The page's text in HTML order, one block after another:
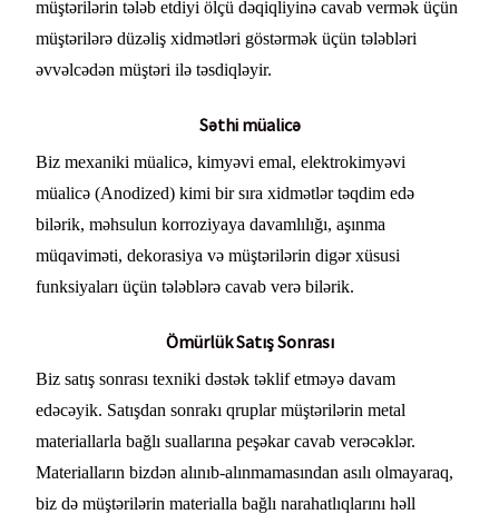
müştərilərin tələb etdiyi ölçü dəqiqliyinə cavab vermək üçün
müştərilərə düzəliş xidmətləri göstərmək üçün tələbləri
əvvəlcədən müştəri ilə təsdiqləyir.
Səthi müalicə
Biz mexaniki müalicə, kimyəvi emal, elektrokimyəvi
müalicə (Anodized) kimi bir sıra xidmətlər təqdim edə
bilərik, məhsulun korroziyaya davamlılığı, aşınma
müqaviməti, dekorasiya və müştərilərin digər xüsusi
funksiyaları üçün tələblərə cavab verə bilərik.
Ömürlük Satış Sonrası
Biz satış sonrası texniki dəstək təklif etməyə davam
edəcəyik. Satışdan sonrakı qruplar müştərilərin metal
materiallarla bağlı suallarına peşəkar cavab verəcəklər.
Materialların bizdən alınıb-alınmamasından asılı olmayaraq,
biz də müştərilərin materialla bağlı narahatlıqlarını həll